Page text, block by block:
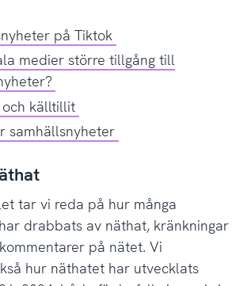
på Tiktok
medier större tillgång till
källtillit
samhällsnyheter
tar vi reda på hur många
drabbats av näthat, kränkningar
på nätet. Vi
hur näthatet har utvecklats